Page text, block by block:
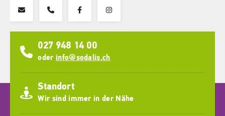
027 948 14 00
oder info@sodalis.ch
Standort
Wir sind immer in der Nähe